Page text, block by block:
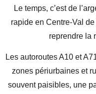
Le temps, c’est de
rapide en Centre-Val
reprendre la
Les autoroutes A10 et
zones périurbaines et
souvent paisibles, une